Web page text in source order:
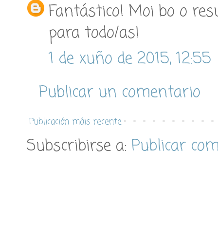
Fantástico! Moi bo o
para todo/as!
1 de xuño de 2015, 12:55
Publicar un comentario
Publicación máis recente
Subscribirse a: Publicar